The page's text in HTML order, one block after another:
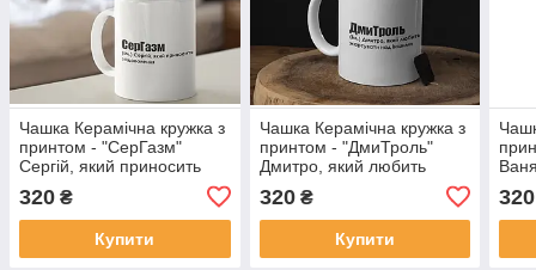
Чашка Керамічна кружка з
принтом - "СерГазм"
Сергій, який приносить
320 ₴
Купити
Чашка Керамічна кружка з
принтом - "ДмиТроль"
Дмитро, який любить
320₴
Купити
320